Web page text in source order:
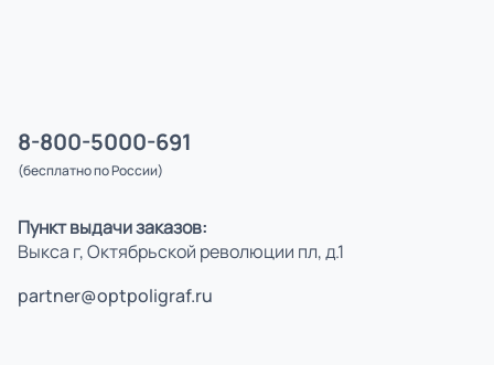
8-800-5000-691
(бесплатно по России)
Пункт выдачи заказов:
Выкса г, Октябрьской революции пл, д.1
partner@optpoligraf.ru